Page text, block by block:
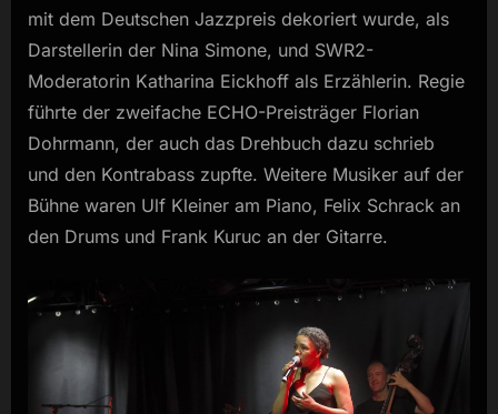
mit dem Deutschen Jazzpreis dekoriert wurde, als
Darstellerin der Nina Simone, und SWR2-
Moderatorin Katharina Eickhoff als Erzählerin. Regie
führte der zweifache ECHO-Preisträger Florian
Dohrmann, der auch das Drehbuch dazu schrieb
und den Kontrabass zupfte. Weitere Musiker auf der
Bühne waren Ulf Kleiner am Piano, Felix Schrack an
den Drums und Frank Kuruc an der Gitarre.